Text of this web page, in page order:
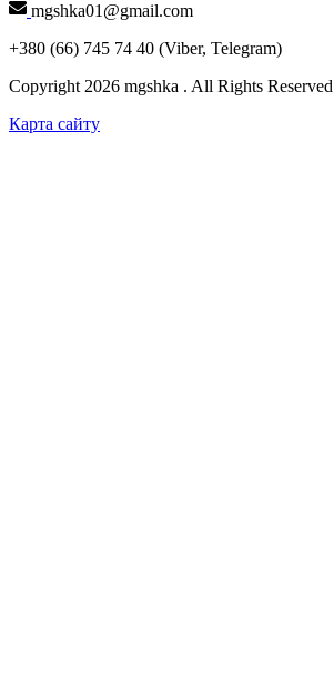
mgshka01@gmail.com
+380 (66) 745 74 40 (Viber, Telegram)
Copyright 2026 mgshka . All Rights Reserved
Карта сайту